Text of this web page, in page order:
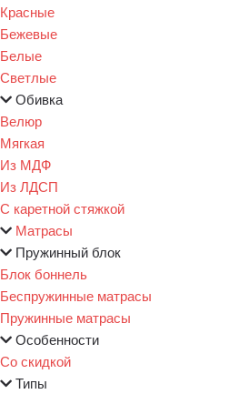
Красные
Бежевые
Белые
Светлые
Обивка
Велюр
Мягкая
Из МДФ
Из ЛДСП
С каретной стяжкой
Матрасы
Пружинный блок
Блок боннель
Беспружинные матрасы
Пружинные матрасы
Особенности
Со скидкой
Типы